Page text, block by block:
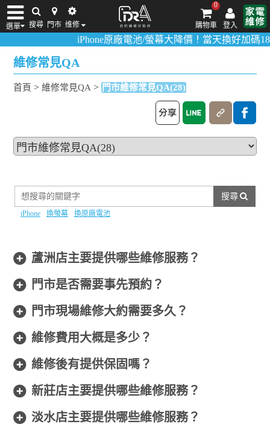
選單 搜尋 門市 维修 登入
0
購物車
筆電維修/價格 Android手機維修/價格 MacBook維修/價
iPhone原廠電池/螢幕大降價！當天換好加碼
維修常見QA
首頁 >維修常見QA > 門市維修常見QA(28)
搜尋
iPhone 換螢幕 換原廠電池
蘆洲店主要提供哪些維修服務？
門市是否需要事先預約？
門市現場維修大約需要多久？
維修費用大概是多少？
維修後有提供保固嗎？
新莊店主要提供哪些維修服務？
淡水店主要提供哪些維修服務？